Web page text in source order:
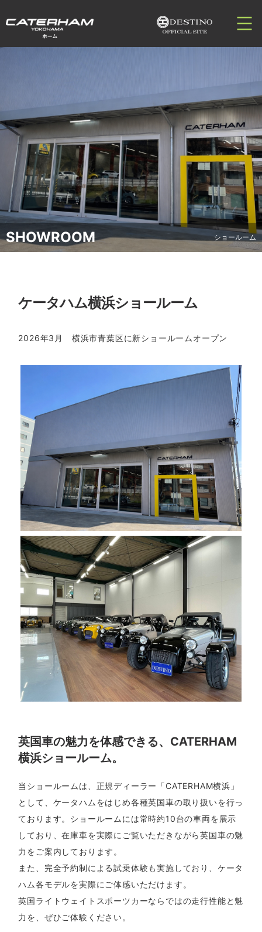
SHOWROOM ショールーム
ケータハム横浜ショールーム
2026年3月 横浜市青葉区に新ショールームオープン
英国車の魅力を体感できる、CATERHAM
横浜ショールーム。
当ショールームは、正規ディーラー「CATERHAM横浜」
として、ケータハムをはじめ各種英国車の取り扱いを行っ
ております。ショールームには常時約10台の車両を展示
しており、在庫車を実際にご覧いただきながら英国車の魅
力をご案内しております。
また、完全予約制による試乗体験も実施しており、ケータ
ハム各モデルを実際にご体感いただけます。
英国ライトウェイトスポーツカーならではの走行性能と魅
力を、ぜひご体験ください。